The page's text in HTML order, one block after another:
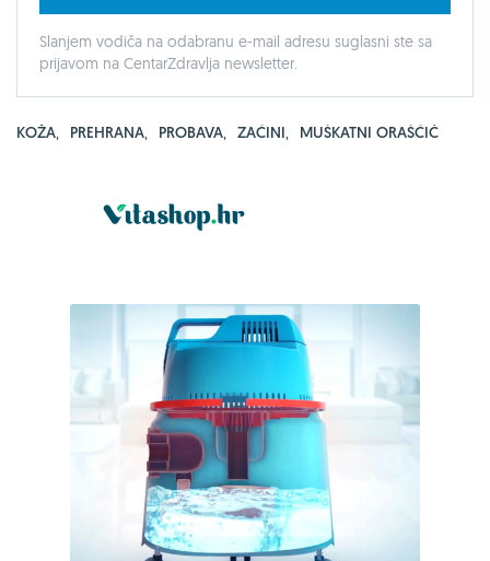
Slanjem vodiča na odabranu e-mail adresu suglasni ste sa
prijavom na CentarZdravlja newsletter.
KOŽA, PREHRANA, PROBAVA, ZAČINI, MUŠKATNI ORAŠČIĆ